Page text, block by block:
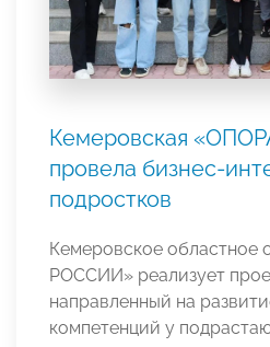
Кемеровская
провела бизнес-
подростков
Кемеровское областное
РОССИИ» реализует
направленный на
компетенций у